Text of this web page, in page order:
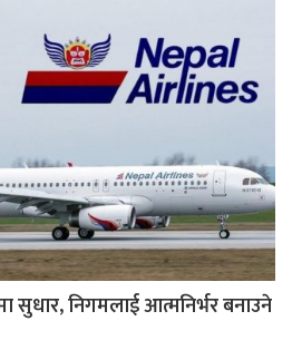
सुधार, निगमलाई आत्मनिर्भर बनाउने